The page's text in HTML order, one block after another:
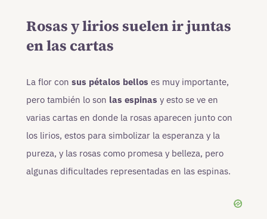
Rosas y lirios suelen ir juntas
en las cartas
La flor con sus pétalos bellos es muy importante,
pero también lo son las espinas y esto se ve en
varias cartas en donde la rosas aparecen junto con
los lirios, estos para simbolizar la esperanza y la
pureza, y las rosas como promesa y belleza, pero
algunas dificultades representadas en las espinas.